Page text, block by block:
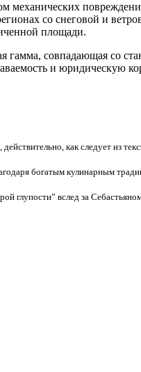
механических
со снеговой и
площади.
совпадающая со
и юридическую
как следует из
богатым кулинарным
глупости” вслед за